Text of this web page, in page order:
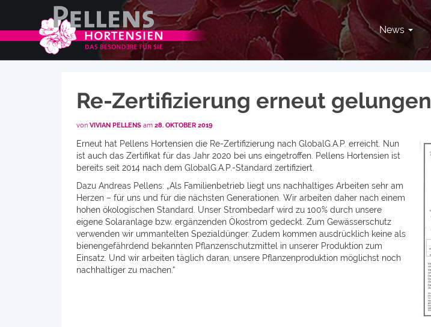
News
Re-Zertifizierung erneut gelungen
von VIVIAN PELLENS am 28. OKTOBER 2019
Erneut hat Pellens Hortensien die Re-Zertifizierung nach GlobalG.A.P. erreicht. Nun
ist auch das Zertifikat für das Jahr 2020 bei uns eingetroffen. Pellens Hortensien ist
bereits seit 2014 nach dem GlobalG.A.P.-Standard zertifiziert.
Dazu Andreas Pellens: „Als Familienbetrieb liegt uns nachhaltiges Arbeiten sehr am
Herzen – für uns und für die nächsten Generationen. Wir arbeiten daher nach einem
hohen ökologischen Standard. Unser Strombedarf wird zu 100% durch unsere
eigene Solaranlage bzw. ergänzenden Ökostrom gedeckt. Zum Gewässerschutz
verwenden wir ummantelten Spezialdünger. Zudem kommen ausdrücklich keine als
bienengefährdend bekannten Pflanzenschutzmittel in unserer Produktion zum
Einsatz. Und wir arbeiten täglich daran, unsere Pflanzenproduktion möglichst noch
nachhaltiger zu machen.“